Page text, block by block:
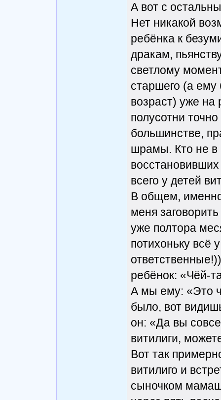
А вот с
Нет никакой
ребёнка к
дракам,
светлому
старшего (а
возраст) уже на
полусотни
большинстве,
шрамы. Кто не в
всего у детей
В общем, именно
меня
уже полтора
потихоньку всё
ребёнок: «Чёй-
А мы ему: «Это
было, вот
он: «Да вы
витилиги,
Вот так
витилиго и
сыночком